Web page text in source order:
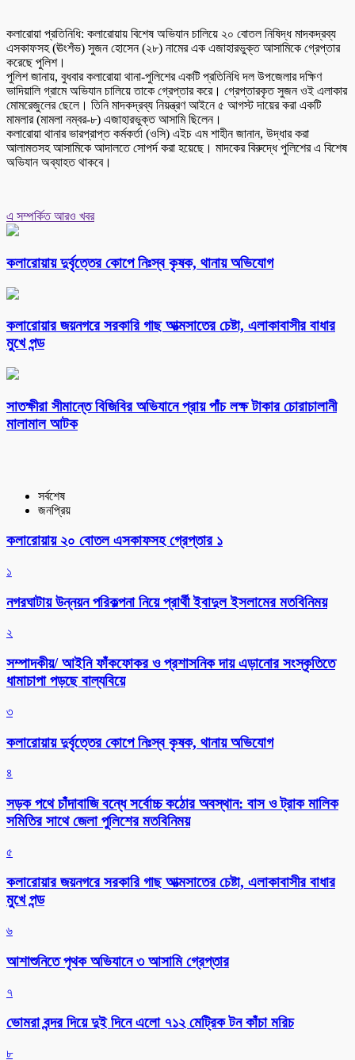
কলারোয়া প্রতিনিধি: কলারোয়ায় বিশেষ অভিযান চালিয়ে ২০ বোতল নিষিদ্ধ মাদকদ্রব্য
এসকাফসহ (ঊংশঁভ) সুজন হোসেন (২৮) নামের এক এজাহারভুক্ত আসামিকে গ্রেপ্তার
করেছে পুলিশ।
পুলিশ জানায়, বুধবার কলারোয়া থানা-পুলিশের একটি প্রতিনিধি দল উপজেলার দক্ষিণ
ভাদিয়ালি গ্রামে অভিযান চালিয়ে তাকে গ্রেপ্তার করে। গ্রেপ্তারকৃত সুজন ওই এলাকার
মোমরেজুলের ছেলে। তিনি মাদকদ্রব্য নিয়ন্ত্রণ আইনে ৫ আগস্ট দায়ের করা একটি
মামলার (মামলা নম্বর-৮) এজাহারভুক্ত আসামি ছিলেন।
কলারোয়া থানার ভারপ্রাপ্ত কর্মকর্তা (ওসি) এইচ এম শাহীন জানান, উদ্ধার করা
আলামতসহ আসামিকে আদালতে সোপর্দ করা হয়েছে। মাদকের বিরুদ্ধে পুলিশের এ বিশেষ
অভিযান অব্যাহত থাকবে।
এ সম্পর্কিত আরও খবর
কলারোয়ায় দুর্বৃত্তের কোপে নিঃস্ব কৃষক, থানায় অভিযোগ
কলারোয়ার জয়নগরে সরকারি গাছ আত্মসাতের চেষ্টা, এলাকাবাসীর বাধার
মুখে পন্ড
সাতক্ষীরা সীমান্তে বিজিবির অভিযানে প্রায় পাঁচ লক্ষ টাকার চোরাচালানী
মালামাল আটক
সর্বশেষ
জনপ্রিয়
কলারোয়ায় ২০ বোতল এসকাফসহ গ্রেপ্তার ১
১
নগরঘাটায় উন্নয়ন পরিকল্পনা নিয়ে প্রার্থী ইবাদুল ইসলামের মতবিনিময়
২
সম্পাদকীয়/ আইনি ফাঁকফোকর ও প্রশাসনিক দায় এড়ানোর সংস্কৃতিতে
ধামাচাপা পড়ছে বাল্যবিয়ে
৩
কলারোয়ায় দুর্বৃত্তের কোপে নিঃস্ব কৃষক, থানায় অভিযোগ
৪
সড়ক পথে চাঁদাবাজি বন্ধে সর্বোচ্চ কঠোর অবস্থান: বাস ও ট্রাক মালিক
সমিতির সাথে জেলা পুলিশের মতবিনিময়
৫
কলারোয়ার জয়নগরে সরকারি গাছ আত্মসাতের চেষ্টা, এলাকাবাসীর বাধার
মুখে পন্ড
৬
আশাশুনিতে পৃথক অভিযানে ৩ আসামি গ্রেপ্তার
৭
ভোমরা বন্দর দিয়ে দুই দিনে এলো ৭১২ মেট্রিক টন কাঁচা মরিচ
৮